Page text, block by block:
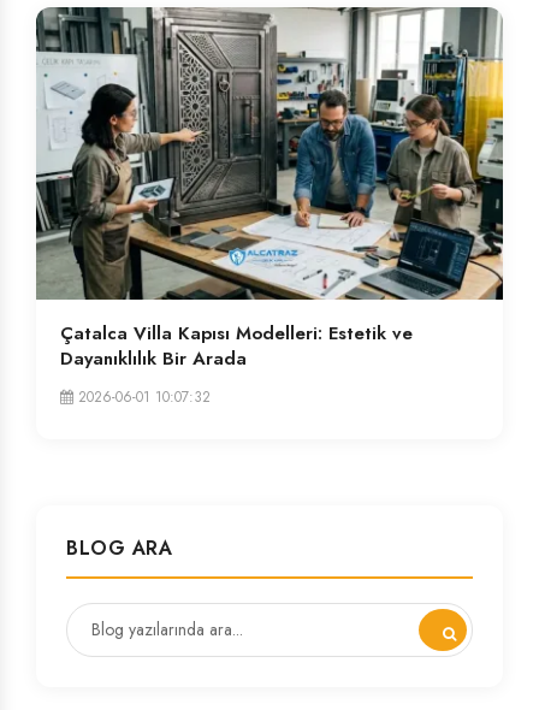
Çatalca Villa Kapısı Modelleri: Estetik ve
Dayanıklılık Bir Arada
2026-06-01 10:07:32
BLOG ARA